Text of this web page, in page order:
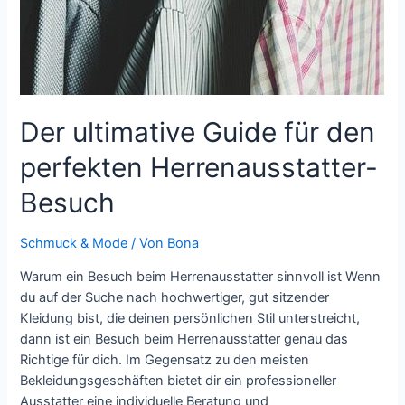
Der ultimative Guide für den
perfekten Herrenausstatter-
Besuch
Schmuck & Mode / Von Bona
Warum ein Besuch beim Herrenausstatter sinnvoll ist Wenn
du auf der Suche nach hochwertiger, gut sitzender
Kleidung bist, die deinen persönlichen Stil unterstreicht,
dann ist ein Besuch beim Herrenausstatter genau das
Richtige für dich. Im Gegensatz zu den meisten
Bekleidungsgeschäften bietet dir ein professioneller
Ausstatter eine individuelle Beratung und